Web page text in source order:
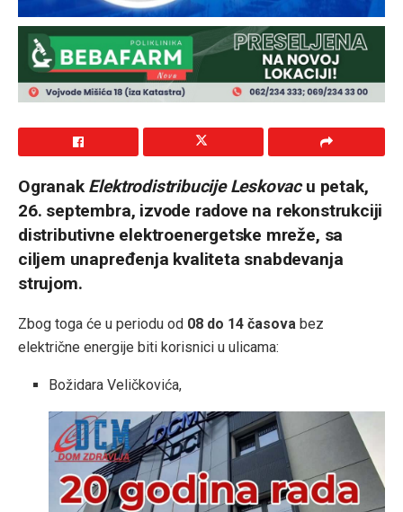
OgranakElektrodistribucije Leskovacu petak,
26. septembra, izvodе radove na rekonstrukciji
distributivne elektroenergetske mreže, sa
ciljem unapređenja kvaliteta snabdevanja
strujom.
Zbog toga će u periodu od 08 do 14 časova bez
električne energije biti korisnici u ulicama:
Božidara Veličkovića,